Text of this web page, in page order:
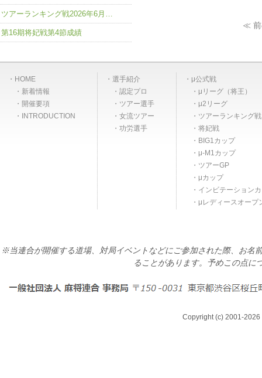
≪ 前
ツアーランキング戦2026年6月…
第16期将妃戦第4節成績
HOME
新着情報
開催要項
INTRODUCTION
選手紹介
認定プロ
ツアー選手
女流ツアー
功労選手
μ公式戦
μリーグ（将王）
μ2リーグ
ツアーランキング
将妃戦
BIG1カップ
μ-M1カップ
ツアーGP
μカップ
インビテーション
μレディースオープ
※当連合が開催する道場、対局イベントなどにご参加された際、お名
ることがあります。予めこの点に
Copyright (c) 2001-